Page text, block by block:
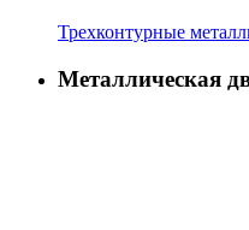
Трехконтурные
Металлическая